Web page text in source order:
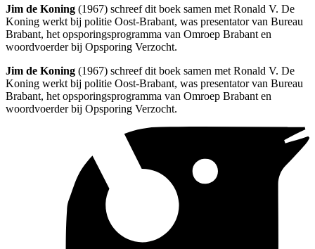
Jim de Koning (1967) schreef dit boek samen met Ronald V. De
Koning werkt bij politie Oost-Brabant, was presentator van Bureau
Brabant, het opsporingsprogramma van Omroep Brabant en
woordvoerder bij Opsporing Verzocht.
Jim de Koning (1967) schreef dit boek samen met Ronald V. De
Koning werkt bij politie Oost-Brabant, was presentator van Bureau
Brabant, het opsporingsprogramma van Omroep Brabant en
woordvoerder bij Opsporing Verzocht.